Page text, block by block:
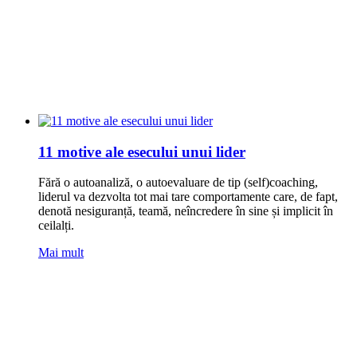
11 motive ale esecului unui lider
Fără o autoanaliză, o autoevaluare de tip (self)coaching,
liderul va dezvolta tot mai tare comportamente care, de fapt,
denotă nesiguranță, teamă, neîncredere în sine și implicit în
ceilalți.
Mai mult